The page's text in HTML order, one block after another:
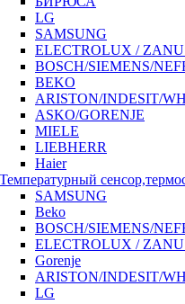
LG
SAMSUNG
ELECTROLUX /
BOSCH/SIEMENS/
BEKO
ARISTON/INDESIT/
ASKO/GORENJE
MIELE
LIEBHERR
Haier
Температурный
SAMSUNG
Beko
BOSCH/SIEMENS/
ELECTROLUX /
Gorenje
ARISTON/INDESIT/
LG